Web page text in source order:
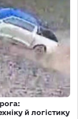
й логістику